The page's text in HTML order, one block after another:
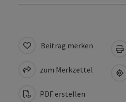
Beitrag merken
zum Merkzettel
PDF erstellen